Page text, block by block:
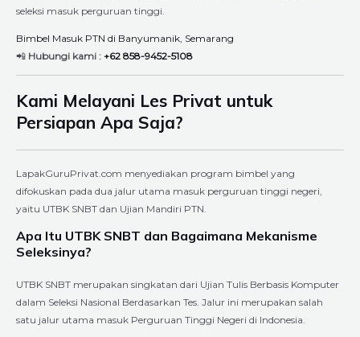
seleksi masuk perguruan tinggi.
Bimbel Masuk PTN di Banyumanik, Semarang
📲 Hubungi kami : +62 858-9452-5108
Kami Melayani Les Privat untuk
Persiapan Apa Saja?
LapakGuruPrivat.com menyediakan program bimbel yang
difokuskan pada dua jalur utama masuk perguruan tinggi negeri,
yaitu UTBK SNBT dan Ujian Mandiri PTN.
Apa Itu UTBK SNBT dan Bagaimana Mekanisme
Seleksinya?
UTBK SNBT merupakan singkatan dari Ujian Tulis Berbasis Komputer
dalam Seleksi Nasional Berdasarkan Tes. Jalur ini merupakan salah
satu jalur utama masuk Perguruan Tinggi Negeri di Indonesia.